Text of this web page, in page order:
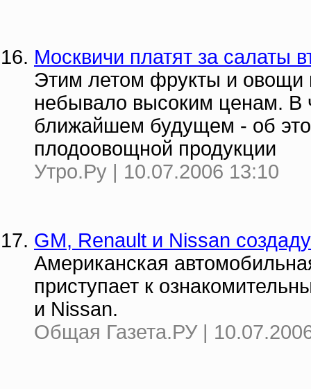
Москвичи платят за салаты
Этим летом фрукты и овощи
небывало высоким ценам. В
ближайшем будущем - об
плодоовощной продукции
Утро.Ру | 10.07.2006 13:10
GM, Renault и Nissan
Американская
приступает к
и Nissan.
Общая Газета.РУ |